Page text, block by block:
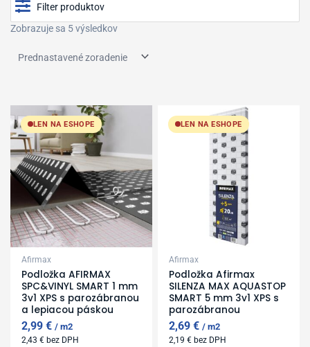
Filter produktov
Zobrazuje sa 5 výsledkov
LEN NA ESHOPE
Afirmax
Podložka AFIRMAX
SPC&VINYL SMART 1 mm
3v1 XPS s parozábranou
a lepiacou páskou
2,99€ m2
2,43€ bez DPH
LEN NA ESHOPE
Afirmax
Podložka Afirmax
SILENZA MAX AQUASTOP
SMART 5 mm 3v1 XPS s
parozábranou
2,69€ m2
2,19€ bez DPH